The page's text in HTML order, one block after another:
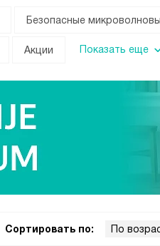
Безопасные
Акции Показать еще
Сортировать по: По